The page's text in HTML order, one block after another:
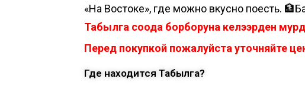
«На Востоке», где можно вкусно поесть.
Табылга соода борборуна келээрден
Перед покупкой пожалуйста уточняйте
Где находится Табылга?